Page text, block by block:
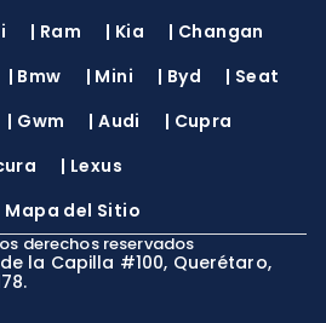
| Ram | Kia | Changan
| Bmw | Mini | Byd | Seat
| Gwm |Audi | Cupra
| Lexus
Mapa del Sitio
derechos reservados
la Capilla #100, Querétaro,